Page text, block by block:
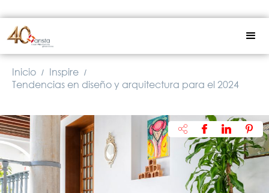
Inicio / Inspire /
Tendencias en diseño y arquitectura para el 2024